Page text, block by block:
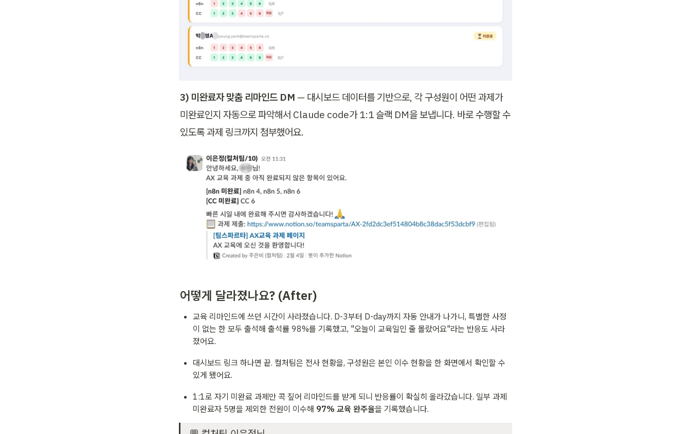
3) 미완료자 맞춤 리마인드 DM — 대시보드 데이터를 기반으로, 각 구성원이 어떤 과제가
미완료인지 자동으로 파악해서 Claude code가 1:1 슬랙 DM을 보냅니다. 바로 수행할 수
있도록 과제 링크까지 첨부했어요.
어떻게 달라졌나요? (After)
교육 리마인드에 쓰던 시간이 사라졌습니다. D-3부터 D-day까지 자동 안내가 나가니, 특별한 사정
이 없는 한 모두 출석해 출석률 98%를 기록했고, "오늘이 교육일인 줄 몰랐어요"라는 반응도 사라
졌어요.
대시보드 링크 하나면 끝. 컬처팀은 전사 현황을, 구성원은 본인 이수 현황을 한 화면에서 확인할 수
있게 됐어요.
1:1로 자기 미완료 과제만 콕 짚어 리마인드를 받게 되니 반응률이 확실히 올라갔습니다. 일부 과제
미완료자 5명을 제외한 전원이 이수해 97% 교육 완주율을 기록했습니다.